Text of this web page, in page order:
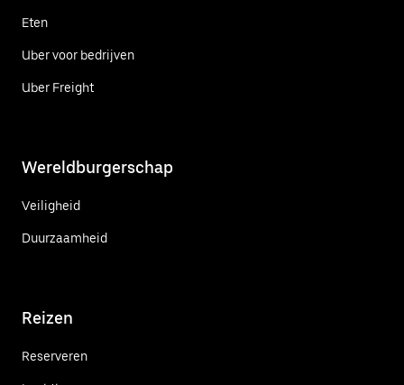
Eten
Uber voor bedrijven
Uber Freight
Wereldburgerschap
Veiligheid
Duurzaamheid
Reizen
Reserveren